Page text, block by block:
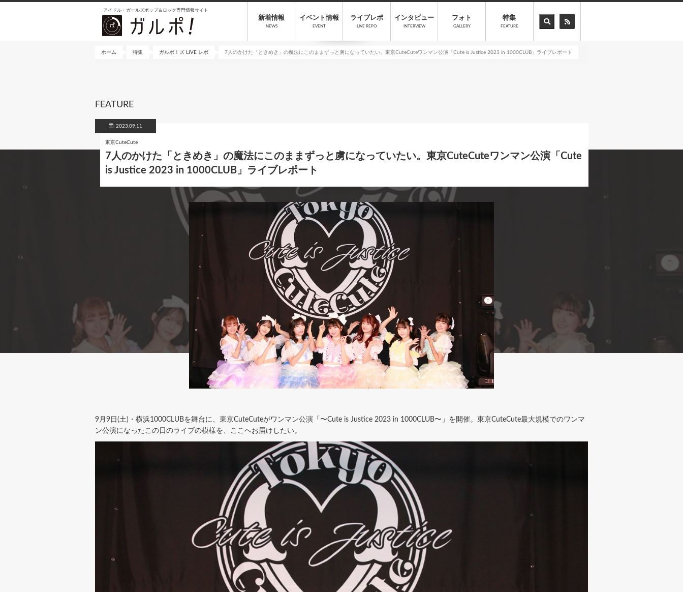
アイドル・ガールズポップ＆ロック専門情報サイト
新着情報
NEWS
イベント情報
EVENT
ライブレポ
LIVE REPO
インタビュー
INTERVIEW
フォト
GALLERY
特集
FEATURE
ホーム 特集 ガルポ！ズ LIVE レポ 7人のかけた「ときめき」の魔法にこのままずっと虜になっていたい。東京CuteCuteワンマン公演「Cute is Justice 2023 in 1000CLUB」ライブレポート
FEATURE
2023.09.11
東京CuteCute
7人のかけた「ときめき」の魔法にこのままずっと虜になっていたい。東京CuteCuteワンマン公演「Cute
is Justice 2023 in 1000CLUB」ライブレポート
9月9日(土)・横浜1000CLUBを舞台に、東京CuteCuteがワンマン公演「〜Cute is Justice 2023 in 1000CLUB〜」を開催。東京CuteCute最大規模でのワンマ
ン公演になったこの日のライブの模様を、ここへお届けしたい。